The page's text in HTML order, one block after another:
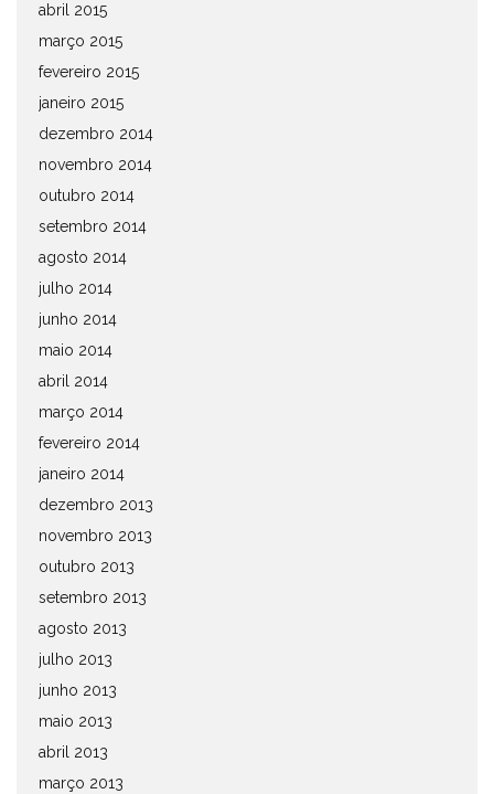
abril 2015
março 2015
fevereiro 2015
janeiro 2015
dezembro 2014
novembro 2014
outubro 2014
setembro 2014
agosto 2014
julho 2014
junho 2014
maio 2014
abril 2014
março 2014
fevereiro 2014
janeiro 2014
dezembro 2013
novembro 2013
outubro 2013
setembro 2013
agosto 2013
julho 2013
junho 2013
maio 2013
abril 2013
março 2013